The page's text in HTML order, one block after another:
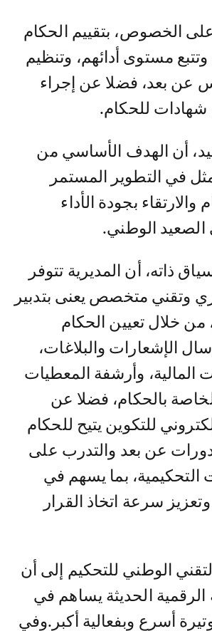
على الخصوص، بتقييم الحكام
وتتبع مستوى أدائهم، وتنظيم
عن بعد، فضلا عن إجراء
شهادات للحكام.
أن الهدف الأساسي من
في التطوير المستمر
بجودة الأداء
الوطني.
ذاته، أن المديرية تتوفر
وتقني متخصص يعنى بتدبير
خلال تعيين الحكام
الإشعارات والبلاغات،
المالية، وأرشفة المعطيات
بالحكام، فضلا عن
للتكوين يتيح للحكام
عن بعد والتدرب على
التحكيمية، بما يسهم في
سرعة اتخاذ القرار
الوطني للتحكيم إلى أن
الرقمية الحديثة يساهم في
أسرع وبفعالية أكبر.وفي